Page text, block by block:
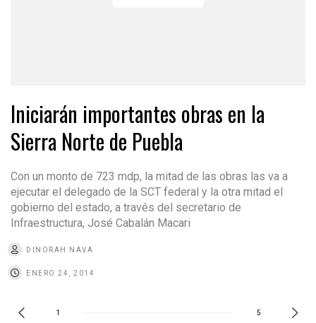
Iniciarán importantes obras en la
Sierra Norte de Puebla
Con un monto de 723 mdp, la mitad de las obras las va a
ejecutar el delegado de la SCT federal y la otra mitad el
gobierno del estado, a través del secretario de
Infraestructura, José Cabalán Macari
DINORAH NAVA
ENERO 24, 2014
1 5